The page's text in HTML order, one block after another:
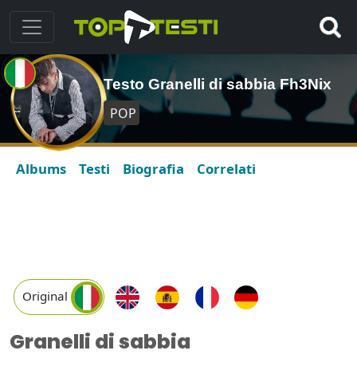
Testo Granelli di sabbia Fh3Nix
POP
Albums Testi Biografia Correlati
Original
Granelli di sabbia